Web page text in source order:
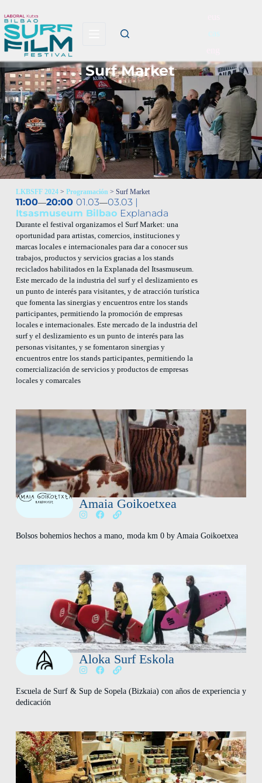
cas
Surf Market
LKBSFF 2024 > Programación > Surf Market
11:00—20:00 01.03—03.03 |
Itsasmuseum Bilbao Explanada
Durante el festival organizamos el Surf Market: una
oportunidad para artistas, comercios, instituciones y
marcas locales e internacionales para dar a conocer sus
trabajos, productos y servicios gracias a los stands
reciclados habilitados en la Explanada del Itsasmuseum.
Este mercado de la industria del surf y el deslizamiento es
un punto de interés para visitantes, y de atracción turística
que fomenta las sinergias y encuentros entre los stands
participantes, permitiendo la promoción de empresas
locales e internacionales. Este mercado de la industria del
surf y el deslizamiento es un punto de interés para las
personas visitantes, y se fomentaron sinergias y
encuentros entre los stands participantes, permitiendo la
comercialización de servicios y productos de empresas
locales y comarcales
Amaia Goikoetxea
Bolsos bohemios hechos a mano, moda km 0 by Amaia Goikoetxea
Aloka Surf Eskola
Escuela de Surf & Sup de Sopela (Bizkaia) con años de experiencia y
dedicación